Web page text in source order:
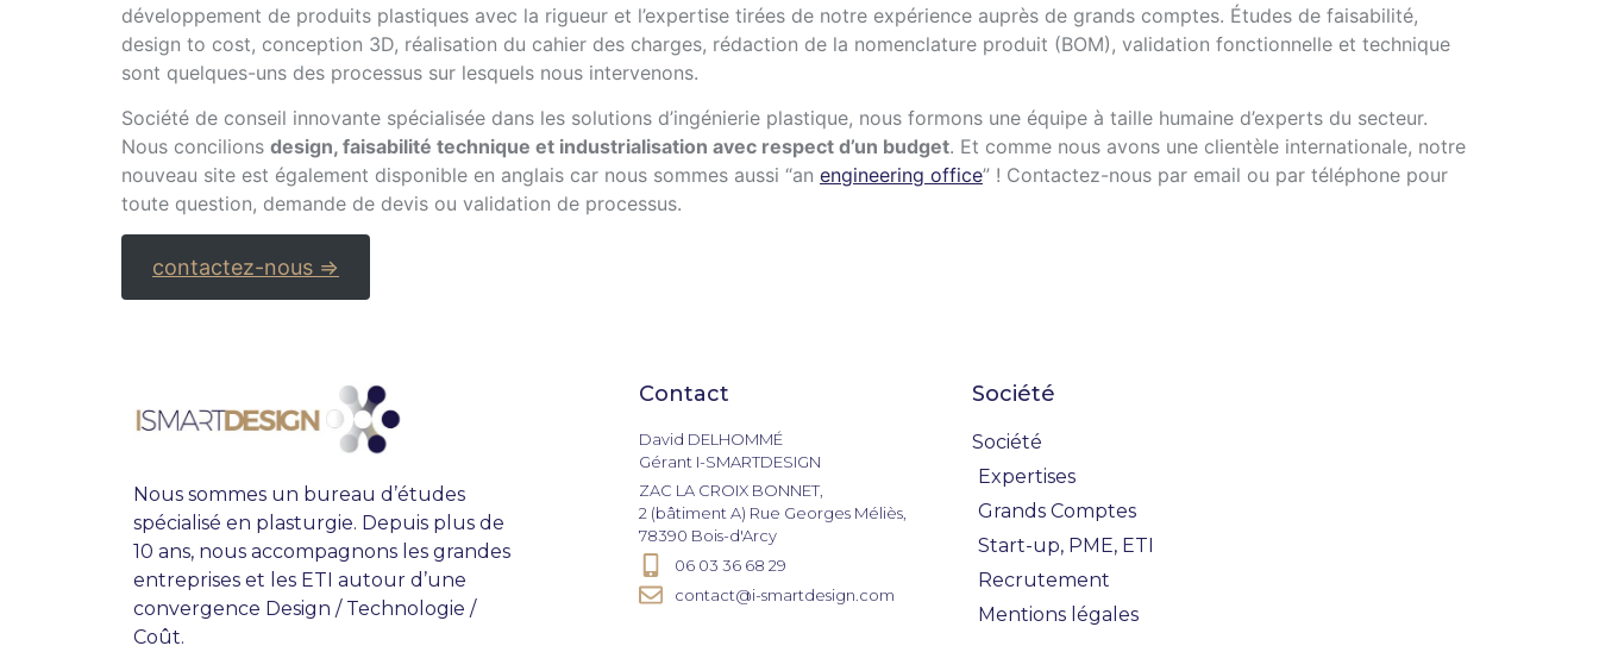
développement de produits plastiques avec la rigueur et l’expertise tirées de notre expérience auprès de grands comptes. Études de faisabilité,
design to cost, conception 3D, réalisation du cahier des charges, rédaction de la nomenclature produit (BOM), validation fonctionnelle et technique
sont quelques-uns des processus sur lesquels nous intervenons.
Société de conseil innovante spécialisée dans les solutions d’ingénierie plastique, nous formons une équipe à taille humaine d’experts du secteur.
Nous concilions design, faisabilité technique et industrialisation avec respect d’un budget. Et comme nous avons une clientèle internationale, notre
nouveau site est également disponible en anglais car nous sommes aussi “an engineering office” ! Contactez-nous par email ou par téléphone pour
toute question, demande de devis ou validation de processus.
contactez-nous =>
Nous sommes un bureau d’études
spécialisé en plasturgie. Depuis plus de
10 ans, nous accompagnons les grandes
entreprises et les ETI autour d’une
convergence Design / Technologie /
Coût.
Contact
David DELHOMMÉ
Gérant I-SMARTDESIGN
ZAC LA CROIX BONNET,
2 (bâtiment A) Rue Georges Méliès,
78390 Bois-d'Arcy
06 03 36 68 29
contact@i-smartdesign.com
Société
Société
Expertises
Grands Comptes
Start-up, PME, ETI
Recrutement
Mentions légales